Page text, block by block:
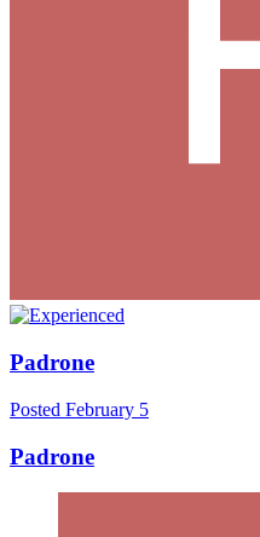
Padrone
Posted February 5
Padrone